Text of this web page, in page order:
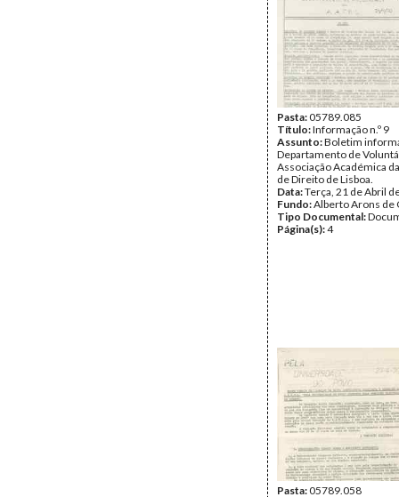
Pasta:05789.085
Título:Informação n.º 9
Assunto:Boletim
Departamento de
Associação Académica
de Direito de Lisboa.
Data:Terça, 21 de Abril
Fundo:Alberto Arons de
Tipo Documental:
Página(s):4
Pasta:05789.058